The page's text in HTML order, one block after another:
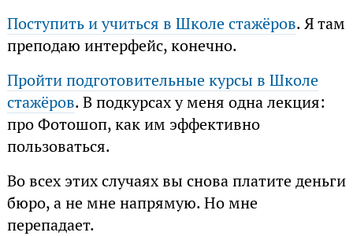
Поступить и учиться в Школе стажёров. Я там
преподаю интерфейс, конечно.
Пройти подготовительные курсы в Школе
стажёров. В подкурсах у меня одна лекция:
про Фотошоп, как им эффективно
пользоваться.
Во всех этих случаях вы снова платите деньги
бюро, а не мне напрямую. Но мне
перепадает.